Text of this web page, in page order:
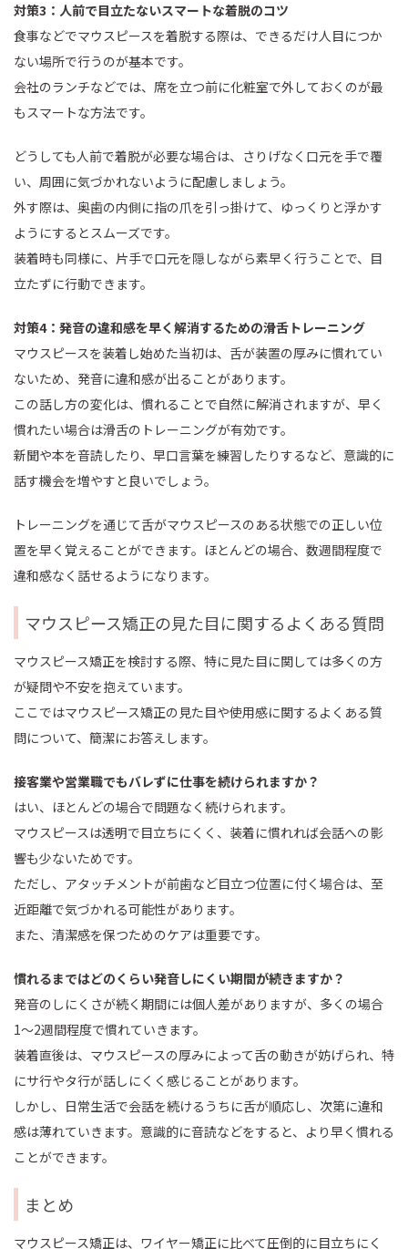
対策3：人前で目立たないスマートな着脱のコツ
食事などでマウスピースを着脱する際は、できるだけ人目につか
ない場所で行うのが基本です。
会社のランチなどでは、席を立つ前に化粧室で外しておくのが最
もスマートな方法です。
どうしても人前で着脱が必要な場合は、さりげなく口元を手で覆
い、周囲に気づかれないように配慮しましょう。
外す際は、奥歯の内側に指の爪を引っ掛けて、ゆっくりと浮かす
ようにするとスムーズです。
装着時も同様に、片手で口元を隠しながら素早く行うことで、目
立たずに行動できます。
対策4：発音の違和感を早く解消するための滑舌トレーニング
マウスピースを装着し始めた当初は、舌が装置の厚みに慣れてい
ないため、発音に違和感が出ることがあります。
この話し方の変化は、慣れることで自然に解消されますが、早く
慣れたい場合は滑舌のトレーニングが有効です。
新聞や本を音読したり、早口言葉を練習したりするなど、意識的に
話す機会を増やすと良いでしょう。
トレーニングを通じて舌がマウスピースのある状態での正しい位
置を早く覚えることができます。ほとんどの場合、数週間程度で
違和感なく話せるようになります。
マウスピース矯正の見た目に関するよくある質問
マウスピース矯正を検討する際、特に見た目に関しては多くの方
が疑問や不安を抱えています。
ここではマウスピース矯正の見た目や使用感に関するよくある質
問について、簡潔にお答えします。
接客業や営業職でもバレずに仕事を続けられますか？
はい、ほとんどの場合で問題なく続けられます。
マウスピースは透明で目立ちにくく、装着に慣れれば会話への影
響も少ないためです。
ただし、アタッチメントが前歯など目立つ位置に付く場合は、至
近距離で気づかれる可能性があります。
また、清潔感を保つためのケアは重要です。
慣れるまではどのくらい発音しにくい期間が続きますか？
発音のしにくさが続く期間には個人差がありますが、多くの場合
1〜2週間程度で慣れていきます。
装着直後は、マウスピースの厚みによって舌の動きが妨げられ、特
にサ行やタ行が話しにくく感じることがあります。
しかし、日常生活で会話を続けるうちに舌が順応し、次第に違和
感は薄れていきます。意識的に音読などをすると、より早く慣れる
ことができます。
まとめ
マウスピース矯正は、ワイヤー矯正に比べて圧倒的に目立ちにく